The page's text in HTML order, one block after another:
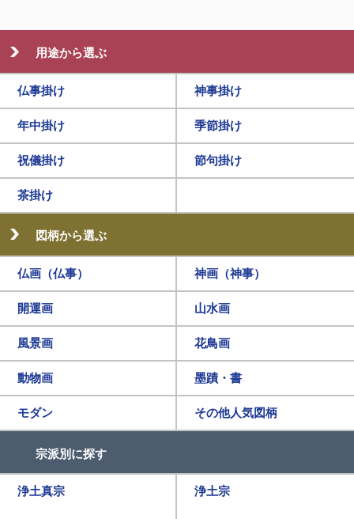
用途から選ぶ
仏事掛け 神事掛け
年中掛け 季節掛け
祝儀掛け 節句掛け
茶掛け
図柄から選ぶ
仏画（仏事） 神画（神事）
開運画 山水画
風景画 花鳥画
動物画 墨蹟・書
モダン その他人気図柄
宗派別に探す
浄土真宗 浄土宗